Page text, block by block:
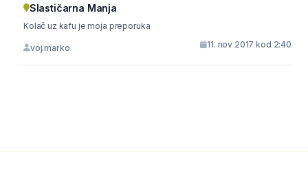
Slastičarna Manja
Kolač uz kafu je moja preporuka
voj.marko 11. nov 2017 kod 2:40